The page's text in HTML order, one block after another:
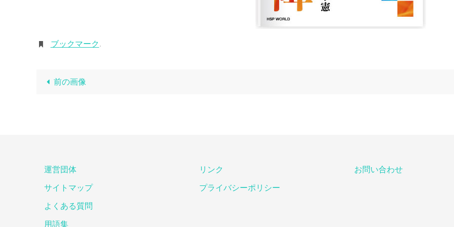
ブックマーク .
前の画像
運営団体
サイトマップ
よくある質問
用語集
リンク
プライバシーポリシー
お問い合わせ